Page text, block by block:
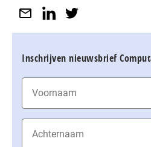
Inschrijven nieuwsbrief